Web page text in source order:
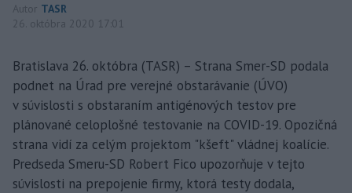
Autor TASR
26. októbra 2020 17:01
Bratislava 26. októbra (TASR) – Strana Smer-SD podala
podnet na Úrad pre verejné obstarávanie (ÚVO)
v súvislosti s obstaraním antigénových testov pre
plánované celoplošné testovanie na COVID-19. Opozičná
strana vidí za celým projektom "kšeft" vládnej koalície.
Predseda Smeru-SD Robert Fico upozorňuje v tejto
súvislosti na prepojenie firmy, ktorá testy dodala,